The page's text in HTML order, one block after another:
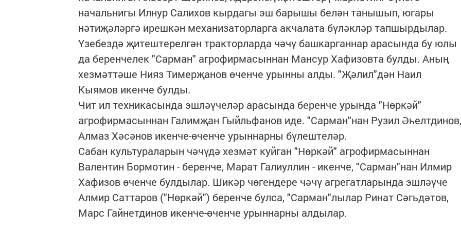
начальнигы Илнур Салихов кырдагы эш барышы белән танышып, югары
нәтиҗәләргә ирешкән механизаторларга акчалата бүләкләр тапшырдылар.
Үзебездә җитештерелгән тракторларда чәчү башкарганнар арасында бу юлы
да беренчелек "Сарман" агрофирмасыннан Мансур Хафизовта булды. Аның
хезмәттәше Нияз Тимерҗанов өченче урынны алды. "Җәлил"дән Наил
Кыямов икенче булды.
Чит ил техникасында эшләүчеләр арасында беренче урында "Нөркәй"
агрофирмасыннан Галимҗан Гыйльфанов иде. "Сарман"нан Рузил Әһелтдинов,
Алмаз Хәсәнов икенче-өченче урыннарны бүлештеләр.
Сабан культураларын чәчүдә хезмәт куйган "Нөркәй" агрофирмасыннан
Валентин Бормотин - беренче, Марат Галиуллин - икенче, "Сарман"нан Илмир
Хафизов өченче булдылар. Шикәр чөгендере чәчү агрегатларында эшләүче
Алмир Саттаров ("Нөркәй") беренче булса, "Сарман"лылар Ринат Сәгьдәтов,
Марс Гайнетдинов икенче-өченче урыннарны алдылар.